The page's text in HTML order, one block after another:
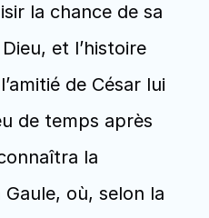
la chance de sa
et l’histoire
de César lui
de temps après
la
Gaule, où, selon la